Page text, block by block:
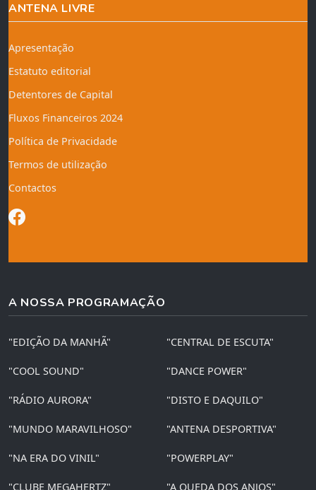
ANTENA LIVRE
Apresentação
Estatuto editorial
Detentores de Capital
Fluxos Financeiros 2024
Política de Privacidade
Termos de utilização
Contactos
A NOSSA PROGRAMAÇÃO
"EDIÇÃO DA MANHÃ" "CENTRAL DE ESCUTA"
"COOL SOUND" "DANCE POWER"
"RÁDIO AURORA" "DISTO E DAQUILO"
"MUNDO MARAVILHOSO" "ANTENA DESPORTIVA"
"NA ERA DO VINIL" "POWERPLAY"
"CLUBE MEGAHERTZ" "A QUEDA DOS ANJOS"